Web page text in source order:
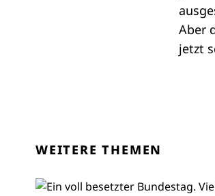
Aber
jetzt
WEITERE THEMEN